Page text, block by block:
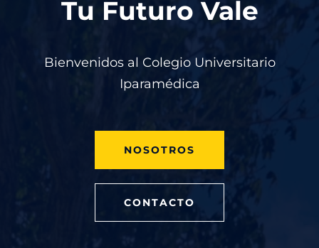
Tu Futuro Vale
Bienvenidos al Colegio Universitario
Iparamédica
NOSOTROS
CONTACTO